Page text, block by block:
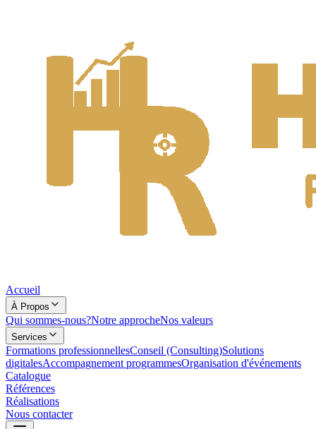
Accueil
À Propos
Qui sommes-nous?Notre approcheNos valeurs
Services
Formations professionnellesConseil (Consulting)Solutions
digitalesAccompagnement programmesOrganisation d'événements
Catalogue
Références
Réalisations
Nous contacter